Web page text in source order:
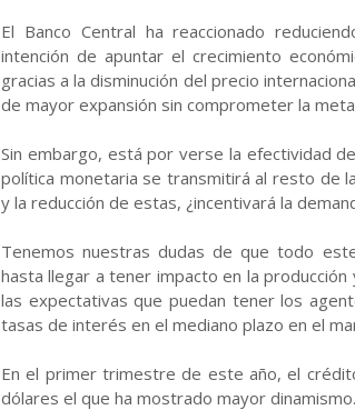
El Banco Central ha reaccionado
intención de apuntar el crecimiento
gracias a la disminución del precio
de mayor expansión sin comprometer la
Sin embargo, está por verse la efectividad
política monetaria se transmitirá al resto de
y la reducción de estas, ¿incentivará la
Tenemos nuestras dudas de que todo
hasta llegar a tener impacto en la
las expectativas que puedan tener los
tasas de interés en el mediano plazo en el
En el primer trimestre de este año, el
dólares el que ha mostrado mayor